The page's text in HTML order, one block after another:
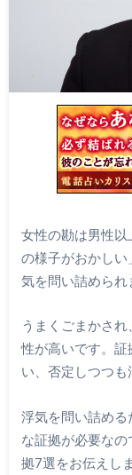
女性の勘は男性
の様子がおかし
気を問い詰められ
うまくごまかさ
性が高いです。
い、否定しつつも
浮気を問い詰める
な証拠が必要な
拠7選をお伝えしま